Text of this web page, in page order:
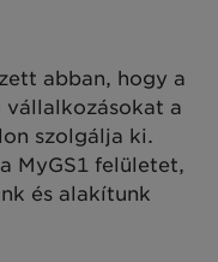
abban, hogy a
vállalkozásokat a
szolgálja ki.
MyGS1 felületet,
és alakítunk